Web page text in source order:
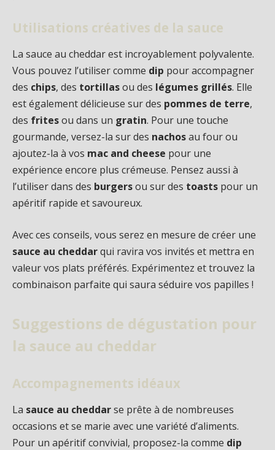
Utilisations créatives de la sauce
La sauce au cheddar est incroyablement polyvalente.
Vous pouvez l’utiliser comme dip pour accompagner
des chips, des tortillasou des légumes grillés. Elle
est également délicieuse sur des pommes de terre,
des fritesou dans un gratin. Pour une touche
gourmande, versez-la sur des nachosau four ou
ajoutez-la à vos mac and cheese pour une
expérience encore plus crémeuse. Pensez aussi à
l’utiliser dans des burgersou sur des toasts pour un
apéritif rapide et savoureux.
Avec ces conseils, vous serez en mesure de créer une
sauce au cheddarqui ravira vos invités et mettra en
valeur vos plats préférés. Expérimentez et trouvez la
combinaison parfaite qui saura séduire vos papilles !
Suggestions de dégustation pour
la sauce au cheddar
Accompagnements idéaux
La sauce au cheddarse prête à de nombreuses
occasions et se marie avec une variété d’aliments.
Pour un apéritif convivial, proposez-la comme dip